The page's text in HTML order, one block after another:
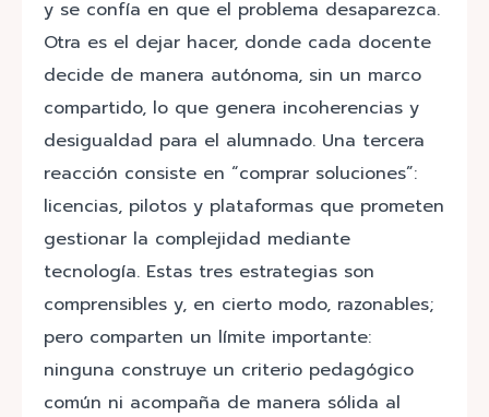
y se confía en que el problema desaparezca.
Otra es el dejar hacer, donde cada docente
decide de manera autónoma, sin un marco
compartido, lo que genera incoherencias y
desigualdad para el alumnado. Una tercera
reacción consiste en “comprar soluciones”:
licencias, pilotos y plataformas que prometen
gestionar la complejidad mediante
tecnología. Estas tres estrategias son
comprensibles y, en cierto modo, razonables;
pero comparten un límite importante:
ninguna construye un criterio pedagógico
común ni acompaña de manera sólida al